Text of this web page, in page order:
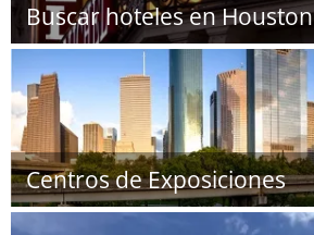
Buscar hoteles en Houston
Centros de Exposiciones